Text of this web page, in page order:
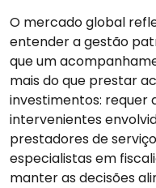
O mercado global
entender a gestão
que um
mais do que prestar
investimentos: requer
intervenientes
prestadores de
especialistas em
manter as decisões